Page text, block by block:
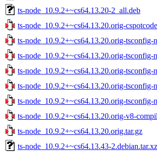
ts-node_10.9.2+~cs64.13.20-2_all.deb
ts-node_10.9.2+~cs64.13.20.orig-
ts-node_10.9.2+~cs64.13.20.orig-tsconfig-
ts-node_10.9.2+~cs64.13.20.orig-tsconfig-
ts-node_10.9.2+~cs64.13.20.orig-tsconfig-
ts-node_10.9.2+~cs64.13.20.orig-tsconfig-
ts-node_10.9.2+~cs64.13.20.orig-tsconfig-
ts-node_10.9.2+~cs64.13.20.orig-v8-
ts-node_10.9.2+~cs64.13.20.orig.tar.gz
ts-node_10.9.2+~cs64.13.43-2.debian.tar.xz